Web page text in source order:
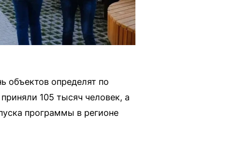
объектов определят по
105 тысяч человек, а
программы в регионе